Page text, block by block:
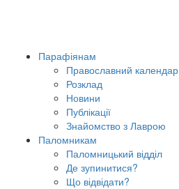
Парафіянам
Православний календар
Розклад
Новини
Публікації
Знайомство з Лаврою
Паломникам
Паломницький відділ
Де зупинитися?
Що відвідати?